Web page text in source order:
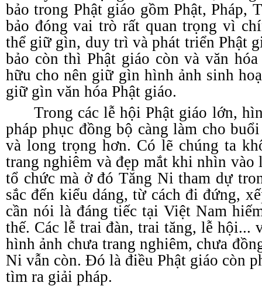
bảo trong Phật giáo gồm Phật, Pháp,
bảo đóng vai trò rất quan trọng vì
thể giữ gìn, duy trì và phát triển Phật
bảo còn thì Phật giáo còn và văn
hữu cho nên giữ gìn hình ảnh sinh
giữ gìn văn hóa Phật giáo.
Trong các lễ hội Phật giáo lớn,
pháp phục đồng bộ càng làm cho
và long trọng hơn. Có lẽ chúng ta
trang nghiêm và đẹp mắt khi nhìn vào
tổ chức mà ở đó Tăng Ni tham dự
sắc đến kiểu dáng, từ cách đi đứng,
cần nói là đáng tiếc tại Việt Nam
thế. Các lễ trai đàn, trai tăng, lễ hội...
hình ảnh chưa trang nghiêm, chưa
Ni vẫn còn. Đó là điều Phật giáo còn
tìm ra giải pháp.